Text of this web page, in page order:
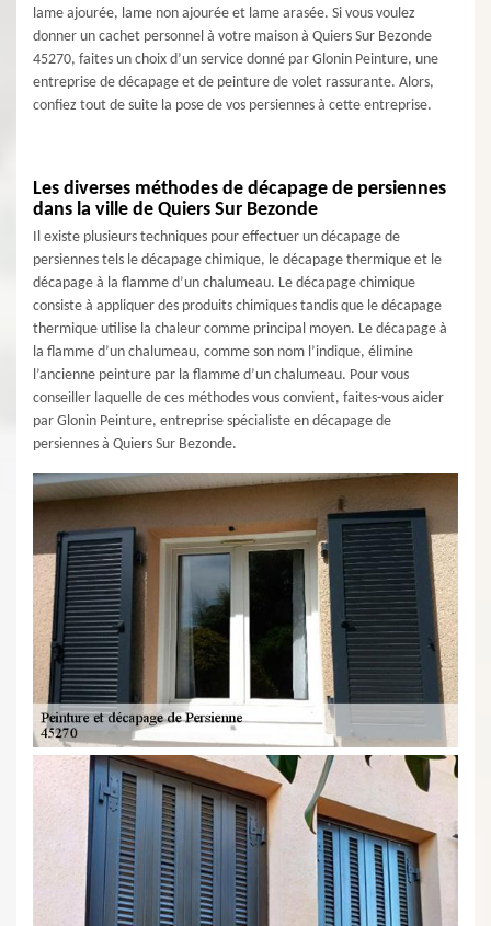
lame ajourée, lame non ajourée et lame arasée. Si vous voulez
donner un cachet personnel à votre maison à Quiers Sur Bezonde
45270, faites un choix d’un service donné par Glonin Peinture, une
entreprise de décapage et de peinture de volet rassurante. Alors,
confiez tout de suite la pose de vos persiennes à cette entreprise.
Les diverses méthodes de décapage de persiennes
dans la ville de Quiers Sur Bezonde
Il existe plusieurs techniques pour effectuer un décapage de
persiennes tels le décapage chimique, le décapage thermique et le
décapage à la flamme d’un chalumeau. Le décapage chimique
consiste à appliquer des produits chimiques tandis que le décapage
thermique utilise la chaleur comme principal moyen. Le décapage à
la flamme d’un chalumeau, comme son nom l’indique, élimine
l’ancienne peinture par la flamme d’un chalumeau. Pour vous
conseiller laquelle de ces méthodes vous convient, faites-vous aider
par Glonin Peinture, entreprise spécialiste en décapage de
persiennes à Quiers Sur Bezonde.